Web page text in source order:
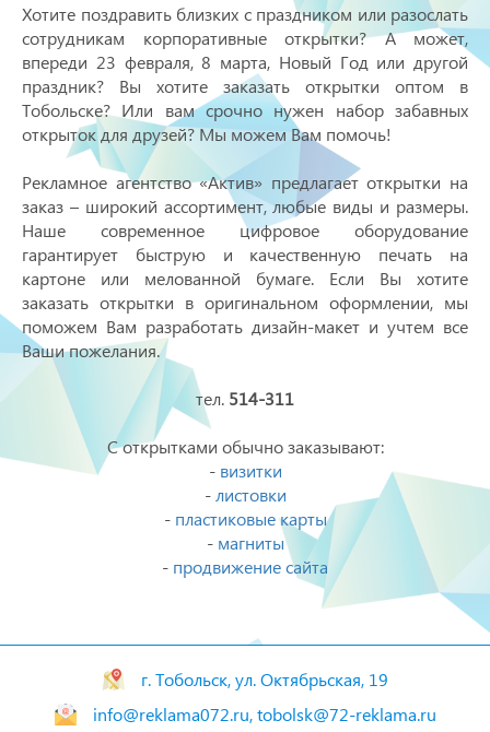
Хотите поздравить близких с праздником или разослать
сотрудникам корпоративные открытки? А может,
впереди 23 февраля, 8 марта, Новый Год или другой
праздник? Вы хотите заказать открытки оптом в
Тобольске? Или вам срочно нужен набор забавных
открыток для друзей? Мы можем Вам помочь!
Рекламное агентство «Актив» предлагает открытки на
заказ – широкий ассортимент, любые виды и размеры.
Наше современное цифровое оборудование
гарантирует быструю и качественную печать на
картоне или мелованной бумаге. Если Вы хотите
заказать открытки в оригинальном оформлении, мы
поможем Вам разработать дизайн-макет и учтем все
Ваши пожелания.
тел. 514-311
С открытками обычно заказывают:
- визитки
- листовки
- пластиковые карты
- магниты
- продвижение сайта
г. Тобольск, ул. Октябрьская, 19
info@reklama072.ru, tobolsk@72-reklama.ru